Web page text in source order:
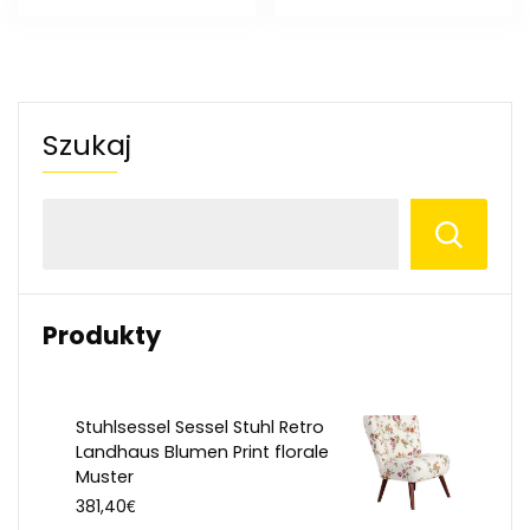
Szukaj
Produkty
Stuhlsessel Sessel Stuhl Retro
Landhaus Blumen Print florale
Muster
381,40€